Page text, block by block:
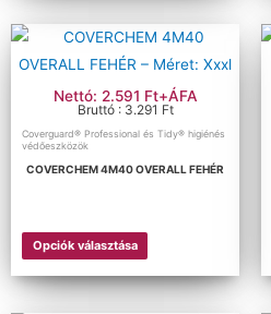
Nettó: 2.591 Ft+ÁFA
Bruttó : 3.291 Ft
Coverguard® Professional és Tidy® higiénés
védőeszközök
COVERCHEM 4M40 OVERALL FEHÉR
Opciók választása